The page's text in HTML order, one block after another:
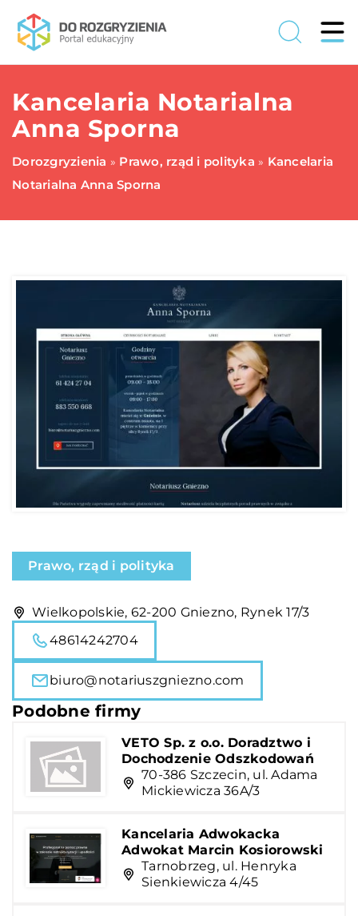
Kancelaria Notarialna
Anna Sporna
Dorozgryzienia » Prawo, rząd i polityka » Kancelaria
Notarialna Anna Sporna
Prawo, rząd i polityka
Wielkopolskie, 62-200 Gniezno, Rynek 17/3
48614242704
biuro@notariuszgniezno.com
Podobne firmy
VETO Sp. z o.o. Doradztwo i
Dochodzenie Odszkodowań
70-386 Szczecin, ul. Adama
Mickiewicza 36A/3
Kancelaria Adwokacka
Adwokat Marcin Kosiorowski
Tarnobrzeg, ul. Henryka
Sienkiewicza 4/45